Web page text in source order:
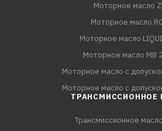
Моторное масло
Моторное масло
Моторное масло LIQUI
Моторное масло MB
Моторное масло с
Моторное масло с
ТРАНСМИССИОННОЕ
Трансмиссионное